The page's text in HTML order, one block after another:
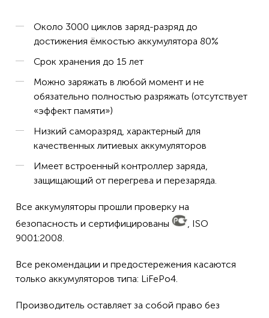
Около 3000 циклов заряд-разряд до
достижения ёмкостью аккумулятора 80%
Срок хранения до 15 лет
Можно заряжать в любой момент и не
обязательно полностью разряжать (отсутствует
«эффект памяти»)
Низкий саморазряд, характерный для
качественных литиевых аккумуляторов
Имеет встроенный контроллер заряда,
защищающий от перегрева и перезаряда.
Все аккумуляторы прошли проверку на
безопасность и сертифицированы
, ISO
9001:2008.
Все рекомендации и предостережения касаются
только аккумуляторов типа: LiFePo4.
Производитель оставляет за собой право без